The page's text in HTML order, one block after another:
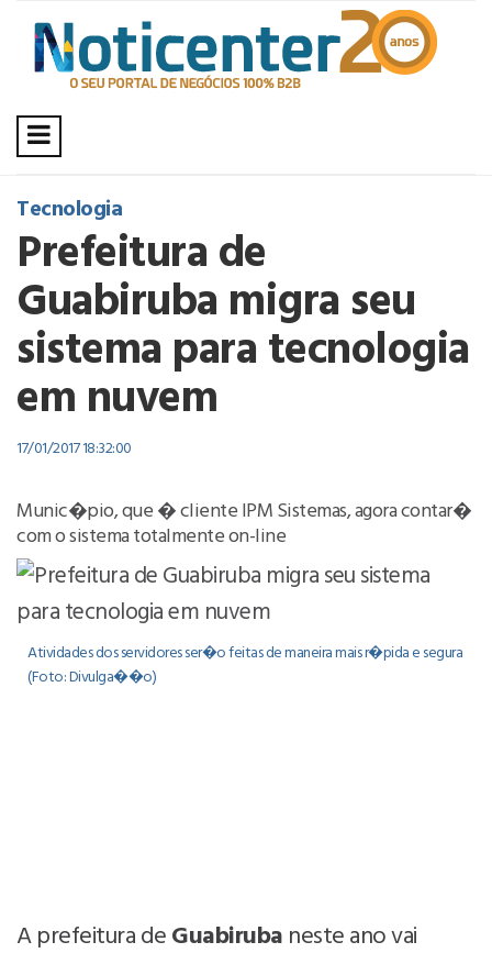
Tecnologia
Prefeitura de
Guabiruba migra seu
sistema para tecnologia
em nuvem
17/01/2017 18:32:00
Munic�pio, que � cliente IPM Sistemas, agora contar�
com o sistema totalmente on-line
Atividades dos servidores ser�o feitas de maneira mais r�pida e segura
(Foto: Divulga��o)
A prefeitura deGuabiruba neste ano vai